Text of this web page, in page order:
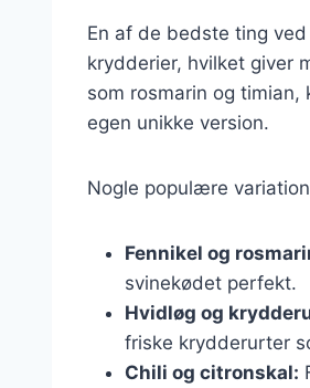
En af de bedste ting
krydderier, hvilket giver
som rosmarin og
egen unikke version.
Nogle populære
Fennikel og
svinekødet perfekt.
Hvidløg og
friske krydderurter
Chili og citronskal: